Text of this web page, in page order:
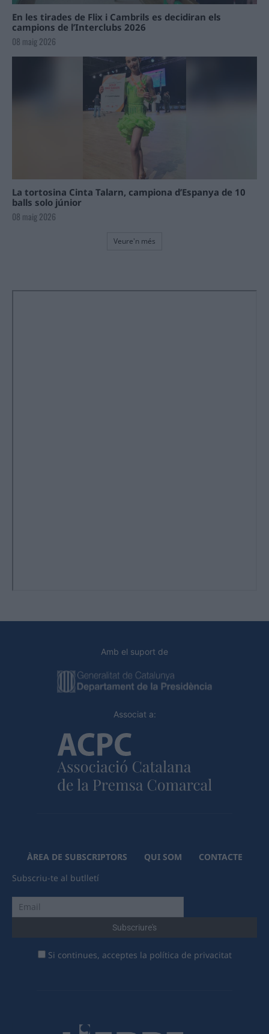
En les tirades de Flix i Cambrils es decidiran els
campions de l’Interclubs 2026
08 maig 2026
La tortosina Cinta Talarn, campiona d’Espanya de 10
balls solo júnior
08 maig 2026
Veure'n més
Amb el suport de
Associat a:
ÀREA DE SUBSCRIPTORS QUI SOM
CONTACTE
Subscriu-te al butlletí
Si continues, acceptes la política de privacitat